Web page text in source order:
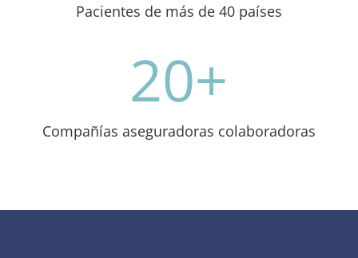
Pacientes de más de 40 países
20+
Compañías aseguradoras colaboradoras